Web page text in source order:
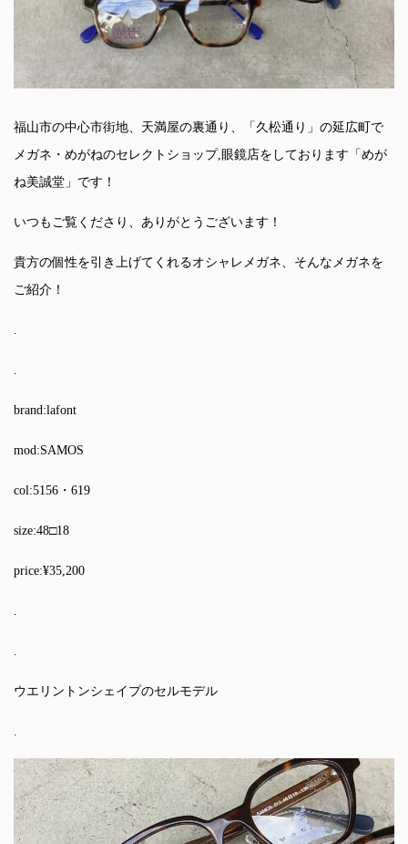
福山市の中心市街地、天満屋の裏通り、「久松通り」の延広町で
メガネ・めがねのセレクトショップ,眼鏡店をしております「めが
ね美誠堂」です！
いつもご覧くださり、ありがとうございます！
貴方の個性を引き上げてくれるオシャレメガネ、そんなメガネを
ご紹介！
.
.
brand:lafont
mod:SAMOS
col:5156・619
size:48□18
price:¥35,200
.
.
ウエリントンシェイプのセルモデル
.